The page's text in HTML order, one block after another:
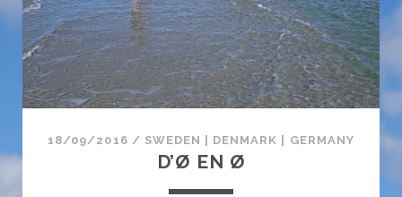
18/09/2016 / SWEDEN | DENMARK | GERMANY
D’Ø EN Ø